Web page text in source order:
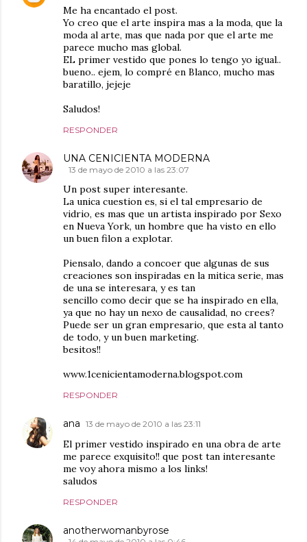
Me ha encantado el post.
Yo creo que el arte inspira mas a la moda, que la
moda al arte, mas que nada por que el arte me
parece mucho mas global.
EL primer vestido que pones lo tengo yo igual..
bueno.. ejem, lo compré en Blanco, mucho mas
baratillo, jejeje
Saludos!
RESPONDER
UNA CENICIENTA MODERNA
13 de mayo de 2010 a las 23:07
Un post super interesante.
La unica cuestion es, si el tal empresario de
vidrio, es mas que un artista inspirado por Sexo
en Nueva York, un hombre que ha visto en ello
un buen filon a explotar.
Piensalo, dando a concoer que algunas de sus
creaciones son inspiradas en la mitica serie, mas
de una se interesara, y es tan
sencillo como decir que se ha inspirado en ella,
ya que no hay un nexo de causalidad, no crees?
Puede ser un gran empresario, que esta al tanto
de todo, y un buen marketing.
besitos!!
www.1cenicientamoderna.blogspot.com
RESPONDER
ana 13 de mayo de 2010 a las 23:11
El primer vestido inspirado en una obra de arte
me parece exquisito!! que post tan interesante
me voy ahora mismo a los links!
saludos
RESPONDER
anotherwomanbyrose